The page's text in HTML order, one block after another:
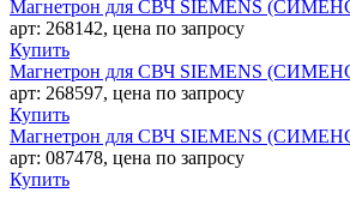
Магнетрон для СВЧ SIEMENS
арт: 268142, цена по запросу
Купить
Магнетрон для СВЧ SIEMENS
арт: 268597, цена по запросу
Купить
Магнетрон для СВЧ SIEMENS
арт: 087478, цена по запросу
Купить